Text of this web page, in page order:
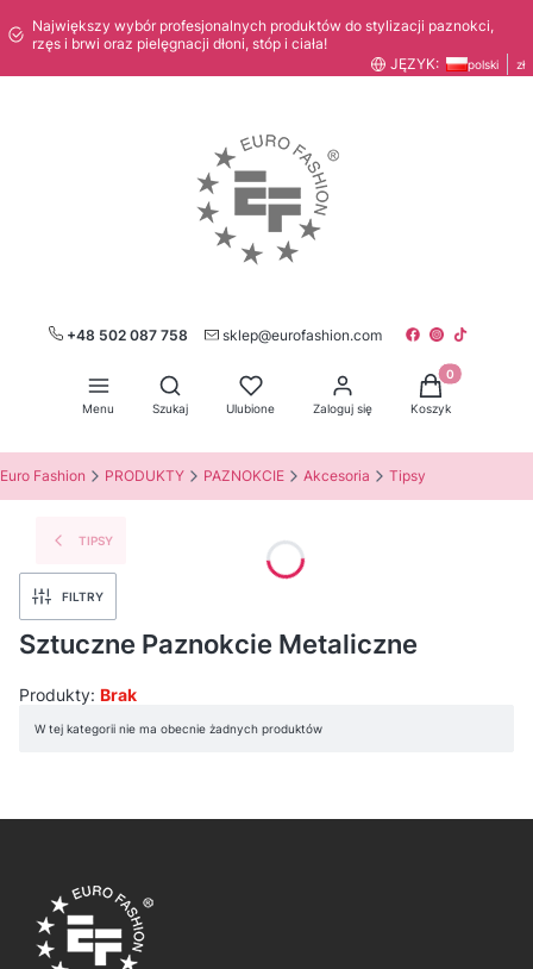
Największy wybór profesjonalnych produktów do stylizacji paznokci,
rzęs i brwi oraz pielęgnacji dłoni, stóp i ciała!
JĘZYK:
polski zł
+48 502 087 758 sklep@eurofashion.com
Menu
Otwórz wyszukiwarkę
Szukaj Ulubione Zaloguj się
Produkty w
Koszyk
Euro Fashion PRODUKTY PAZNOKCIE Akcesoria Tipsy
TIPSY
FILTRY
Sztuczne Paznokcie Metaliczne
Produkty: Brak
Lista produktów
W tej kategorii nie ma obecnie żadnych produktów